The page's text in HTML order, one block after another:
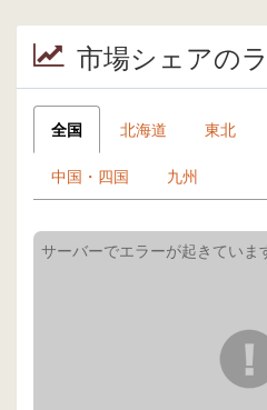
市場シェアの
全国 北海道 東北
中国・四国 九州